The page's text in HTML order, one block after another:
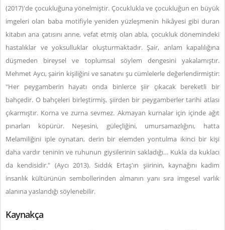
(2017)'de çocukluğuna yönelmiştir. Çocuklukla ve çocukluğun en büyük
imgeleri olan baba motifiyle yeniden yüzleşmenin hikâyesi gibi duran
kitabın ana çatısını anne, vefat etmiş olan abla, çocukluk dönemindeki
hastalıklar ve yoksulluklar oluşturmaktadır. Şair, anlam kapalılığına
düşmeden bireysel ve toplumsal söylem dengesini yakalamıştır.
Mehmet Aycı, şairin kişiliğini ve sanatını şu cümlelerle değerlendirmiştir:
"Her peygamberin hayatı onda binlerce şiir çıkacak bereketli bir
bahçedir. O bahçeleri birleştirmiş, şiirden bir peygamberler tarihi atlası
çıkarmıştır. Korna ve zurna sevmez. Akmayan kurnalar için içinde ağıt
pınarları köpürür. Neşesini, güleçliğini, umursamazlığını, hatta
Melamiliğini iple oynatan, derin bir elemden yontulma ikinci bir kişi
daha vardır teninin ve ruhunun giysilerinin sakladığı… Kukla da kuklacı
da kendisidir." (Aycı 2013). Sıddık Ertaş'ın şiirinin, kaynağını kadim
insanlık kültürünün sembollerinden almanın yanı sıra imgesel varlık
alanına yaslandığı söylenebilir.
Kaynakça